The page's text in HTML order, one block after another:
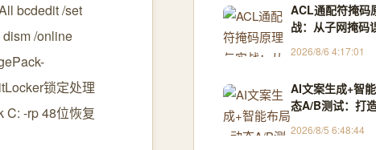
bcdedit /set
/online
锁定处理
-rp 48位恢复
ACL通配符掩码
战：从子网掩码
2026/8/6 4:17:01
AI文案生成+智
态A/B测试：打
闭环，限免内测
2026/8/5 6:48:44